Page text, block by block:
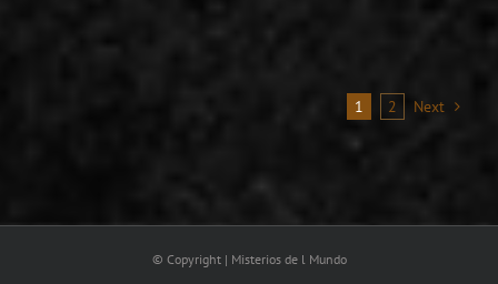
1 2 Next
© Copyright | Misterios de l Mundo